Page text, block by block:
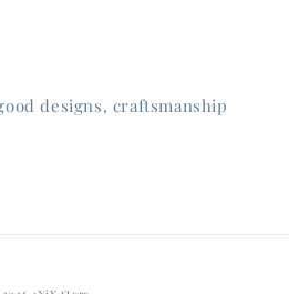
designs, craftsmanship